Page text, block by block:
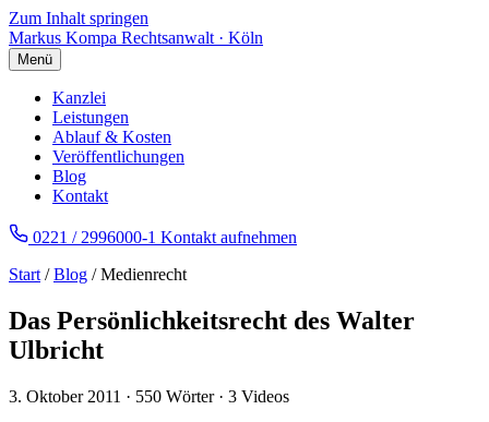
Zum Inhalt springen
Markus Kompa Rechtsanwalt · Köln
Menü
Kanzlei
Leistungen
Ablauf & Kosten
Veröffentlichungen
Blog
Kontakt
0221 / 2996000-1 Kontakt aufnehmen
Start /Blog / Medienrecht
Das Persönlichkeitsrecht des Walter
Ulbricht
3. Oktober 2011 · 550 Wörter · 3 Videos